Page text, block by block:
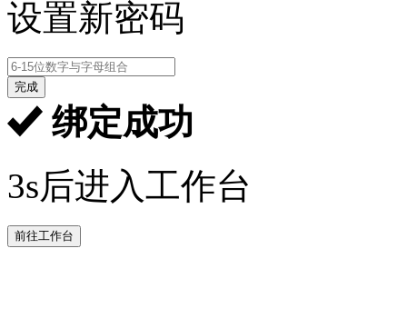
设置新密码
完成
绑定成功
3s后进入工作台
前往工作台